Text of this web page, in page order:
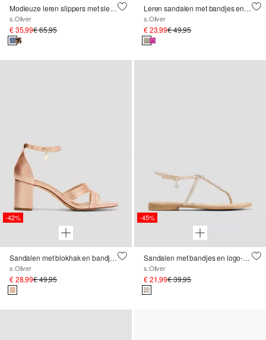
Modieuze leren slippers met sleehak
s.Oliver
€ 35,99€ 65,95
Leren sandalen met bandjes en logodetail
s.Oliver
€ 23,99€ 49,95
-42%
Sandalen met blokhak en bandjes
s.Oliver
€ 28,99€ 49,95
-45%
Sandalen met bandjes en logo-detail
s.Oliver
€ 21,99€ 39,95